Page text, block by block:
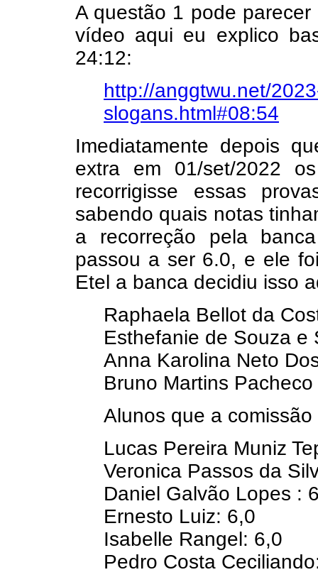
A questão 1 pode
vídeo aqui eu explico
24:12:
http://anggtwu.net/
slogans.html#08:54
Imediatamente depois
extra em 01/set/2022
recorrigisse essas
sabendo quais notas
a recorreção pela
passou a ser 6.0, e ele
Etel a banca decidiu isso
Raphaela Bellot da
Esthefanie de Souza e
Anna Karolina Neto
Bruno Martins Pacheco
Alunos que a
Lucas Pereira Muniz
Veronica Passos da
Daniel Galvão Lopes :
Ernesto Luiz: 6,0
Isabelle Rangel: 6,0
Pedro Costa